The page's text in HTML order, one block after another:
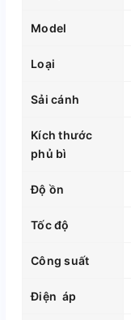
Model
Loại
Sải cánh
Kích thước
phủ bì
Độ ồn
Tốc độ
Công suất
Điện áp